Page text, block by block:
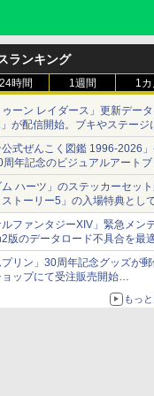
ランキング
24時間 1週間 1カ
ゥーン レイダース」更新データ
」が配信開始。ブキやステージ
修正
公式ぜんこく図鑑 1996-2026
周年記念のビジュアルアートブ
が決定
ム ハーツ」のステッカーセッ
トーリー5」の入場特典とし
より先着・数量限定で配布
ルファンタジーXIV」緊急メン
版のデータロード不具合を最
プリン」30周年記念グッズが
ップにて受注販売開始
ちもちクッション」など今年だ
もっ